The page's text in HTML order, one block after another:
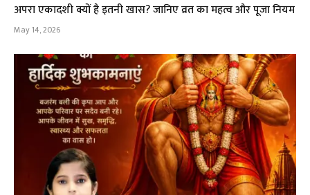
अपरा एकादशी क्यों है इतनी खास? जानिए व्रत का महत्व और पूजा नियम
May 14, 2026